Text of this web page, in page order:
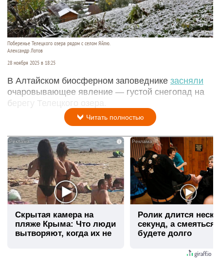
Побережье Телецкого озера рядом с селом Яйлю.
Александр Лотов
28 ноября 2025 в 18:25
В Алтайском биосферном заповеднике засняли
очаровывающее явление — густой снегопад на
берегу Телецкого озера.
Читать полностью
i
Скрытая камера на
пляже Крыма: Что люди
вытворяют, когда их не
Ролик длится
секунд, а
будете долго